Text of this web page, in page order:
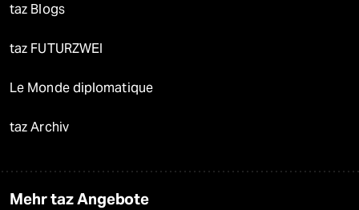
taz Blogs
taz FUTURZWEI
Le Monde diplomatique
taz Archiv
Mehr taz Angebote